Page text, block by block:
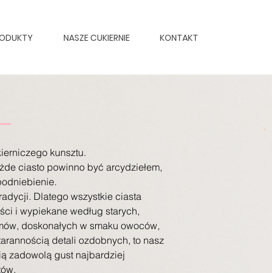
NASZE CUKIERNIE KONTAKT
kunsztu.
ciasto powinno być arcydziełem,
Dlatego wszystkie ciasta
i wypiekane według starych,
doskonałych w smaku owoców,
detali ozdobnych, to nasz
zadowolą gust najbardziej